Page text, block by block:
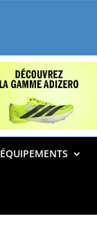
ÉQUIPEMENTS